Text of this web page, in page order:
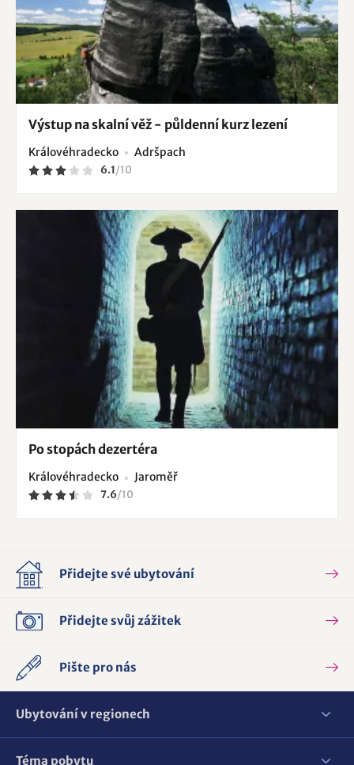
Výstup na skalní věž - půldenní kurz lezení
Královéhradecko Adršpach
6.1/10
Po stopách dezertéra
Královéhradecko Jaroměř
7.6/10
Přidejte své ubytování
Přidejte svůj zážitek
Pište pro nás
Ubytování v regionech
Téma pobytu